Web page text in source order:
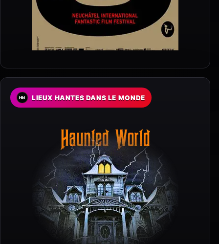
LIEUX HANTES DANS LE MONDE